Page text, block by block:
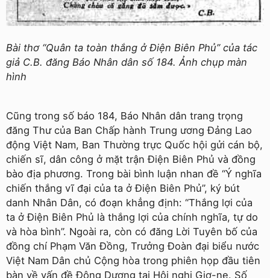
Bài thơ “Quân ta toàn thắng ở Điện Biên Phủ” của tác
giả C.B. đăng Báo Nhân dân số 184. Ảnh chụp màn
hình
Cũng trong số báo 184, Báo Nhân dân trang trọng
đăng Thư của Ban Chấp hành Trung ương Ðảng Lao
động Việt Nam, Ban Thường trực Quốc hội gửi cán bộ,
chiến sĩ, dân công ở mặt trận Ðiện Biên Phủ và đồng
bào địa phương. Trong bài bình luận nhan đề “Ý nghĩa
chiến thắng vĩ đại của ta ở Ðiện Biên Phủ”, ký bút
danh Nhân Dân, có đoạn khẳng định: “Thắng lợi của
ta ở Ðiện Biên Phủ là thắng lợi của chính nghĩa, tự do
và hòa bình”. Ngoài ra, còn có đăng Lời Tuyên bố của
đồng chí Phạm Văn Ðồng, Trưởng Ðoàn đại biểu nước
Việt Nam Dân chủ Cộng hòa trong phiên họp đầu tiên
bàn về vấn đề Ðông Dương tại Hội nghị Giơ-ne. Số